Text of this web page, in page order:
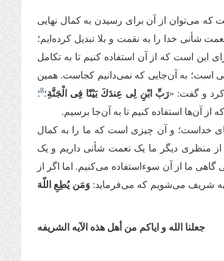
که می‌توان از آن برای رسیدن به کمال نهایی
شأنی خدا را به نقمت و بلا تبدیل کرده‌ایم؛
این است که از آن استفاده کنیم تا به تکامل
است؛ به آن‌جایی که نمی‌دانیم کجاست. همین
و گفت: «رَبِّ ابْنِ لِی عِندَكَ بَیْتًا فِی الْجَنَّةِ؛8؛
از آ‌ن‌ها استفاده کنیم تا به آن‌جا برسیم.
خداست؛ و آن چیزی است که ما را به کمال
منظری دیگر ما یک نعمت شأنی داریم و یک
ما از آن سوءاستفاده می‌کنیم. اما اگر از
آیه شریف می‌شویم که می‌فرماید:وَمَن یُطِعِ اللّهَ
جعلنا الله و ایاکم من أهل هذه الآیه الشریفه